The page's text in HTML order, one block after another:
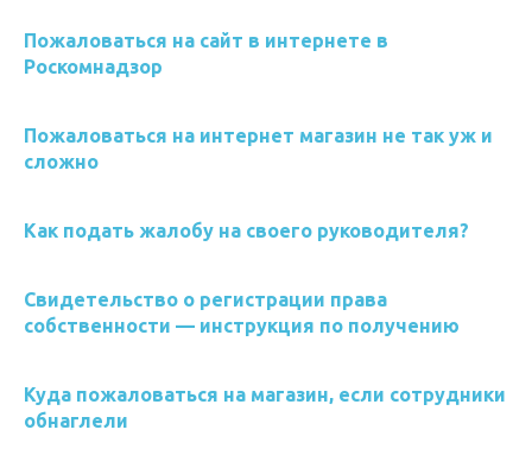
Пожаловаться на сайт в интернете в
Роскомнадзор
Пожаловаться на интернет магазин не так уж и
сложно
Как подать жалобу на своего руководителя?
Свидетельство о регистрации права
собственности — инструкция по получению
Куда пожаловаться на магазин, если сотрудники
обнаглели